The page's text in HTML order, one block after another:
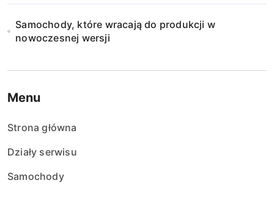
Samochody, które wracają do produkcji w
nowoczesnej wersji
Menu
Strona główna
Działy serwisu
Samochody